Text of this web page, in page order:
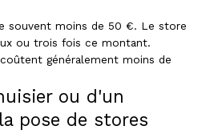
souvent moins de 50 €. Le store
ou trois fois ce montant.
généralement moins de
ou d'un
pose de stores